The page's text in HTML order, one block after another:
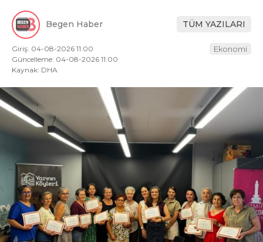
Begen Haber TÜM YAZILARI
Giriş: 04-08-2026 11:00
Güncelleme: 04-08-2026 11:00
Kaynak: DHA
Ekonomi